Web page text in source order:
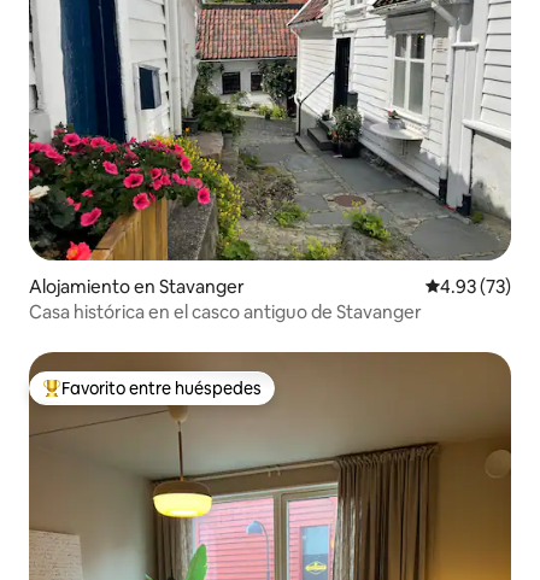
Alojamiento en Stavanger Calificación
4.93 (73)
Casa histórica en el casco antiguo de Stavanger
Favorito entre huéspedes preferido
Favorito entre huéspedes